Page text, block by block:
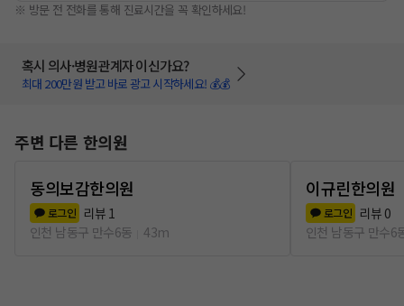
※ 방문 전 전화를 통해 진료시간을 꼭 확인하세요!
혹시 의사·병원관계자 이신가요?
최대 200만원 받고 바로 광고 시작하세요! 💰💰
주변 다른 한의원
동의보감한의원
로그인 리뷰 1
인천 남동구 만수6동
43m
이규린한의원
로그인 리뷰 0
인천 남동구 만수6